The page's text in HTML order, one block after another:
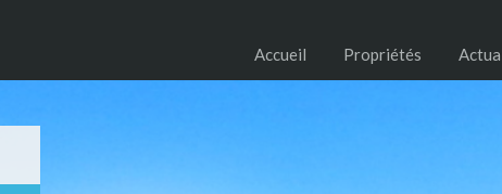
Accueil Propriétés